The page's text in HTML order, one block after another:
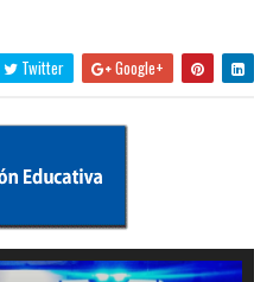
Twitter Google+